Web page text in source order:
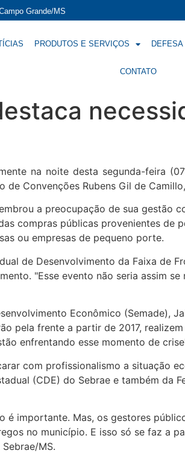
Grande/MS
PRODUTOS E SERVIÇOS
CONTATO
na noite desta segunda-feira
Convenções Rubens Gil de
a preocupação de sua gestão
compras públicas provenientes de
ou empresas de pequeno porte.
de Desenvolvimento da Faixa de
"Esse evento não seria assim
Econômico (Semade),
pela frente a partir de 2017,
enfrentando esse momento de
com profissionalismo a situação
(CDE) do Sebrae e também da
é importante. Mas, os gestores
no município. E isso só se faz a
MS.